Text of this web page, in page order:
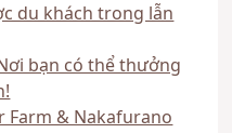
du khách trong lẫn
bạn có thể thưởng
Farm & Nakafurano